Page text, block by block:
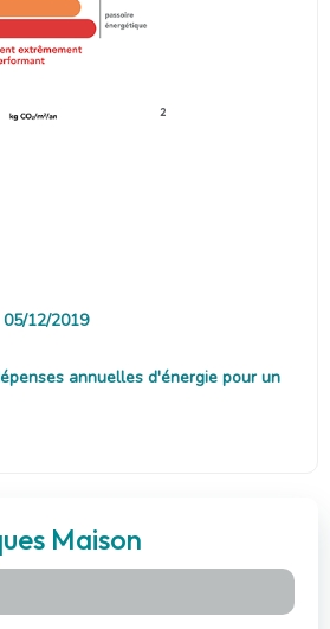
2
12/2019
annuelles d'énergie pour un
Maison